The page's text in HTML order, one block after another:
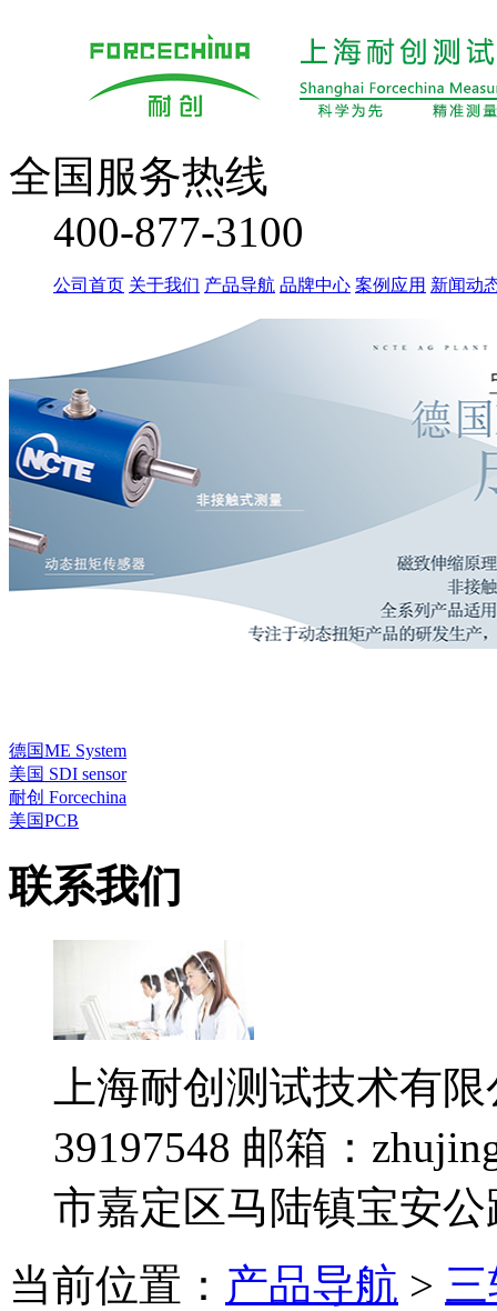
全国服务热线
400-877-3100
公司首页 关于我们 产品导航 品牌中心 案例应用 新闻动
德国ME System
美国 SDI sensor
耐创 Forcechina
美国PCB
联系我们
上海耐创测试技术有
39197548 邮箱：
市嘉定区马陆镇宝安
当前位置： 产品导航 >